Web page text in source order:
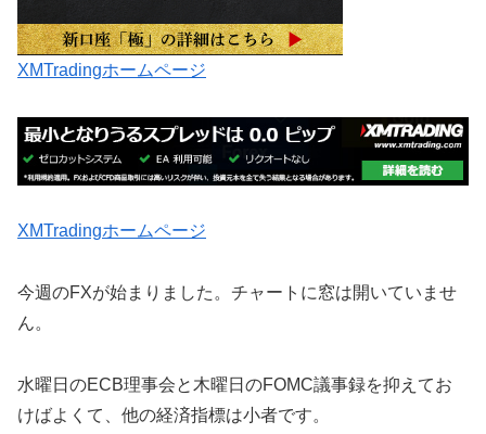
XMTradingホームページ
XMTradingホームページ
今週のFXが始まりました。チャートに窓は開いていませ
ん。
水曜日のECB理事会と木曜日のFOMC議事録を抑えてお
けばよくて、他の経済指標は小者です。